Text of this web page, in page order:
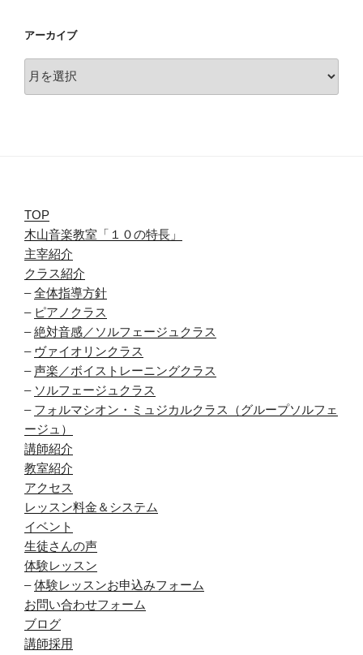
アーカイブ
ー
TOP
木山音楽教室「１０の特長」
主宰紹介
クラス紹介
–全体指導方針
– ピアノクラス
–絶対音感／ソルフェージュクラス
– ヴァイオリンクラス
–声楽／ボイストレーニングクラス
– ソルフェージュクラス
– フォルマシオン・ミュジカルクラス（グループソルフェ
ージュ）
講師紹介
教室紹介
アクセス
レッスン料金＆システム
イベント
生徒さんの声
体験レッスン
–体験レッスンお申込みフォーム
お問い合わせフォーム
ブログ
講師採用